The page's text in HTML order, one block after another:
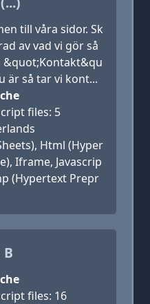
till våra sidor. Sk
av vad vi gör så
&quot;Kontakt&qu
är så tar vi kont...
files: 5
Html (Hyper
Iframe, Javascrip
(Hypertext Prepr
B
files: 16